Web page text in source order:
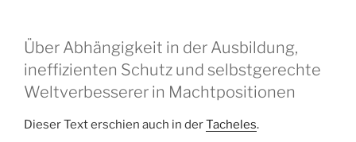
Über Abhängigkeit in der Ausbildung,
ineffizienten Schutz und selbstgerechte
Weltverbesserer in Machtpositionen
Dieser Text erschien auch in derTacheles.